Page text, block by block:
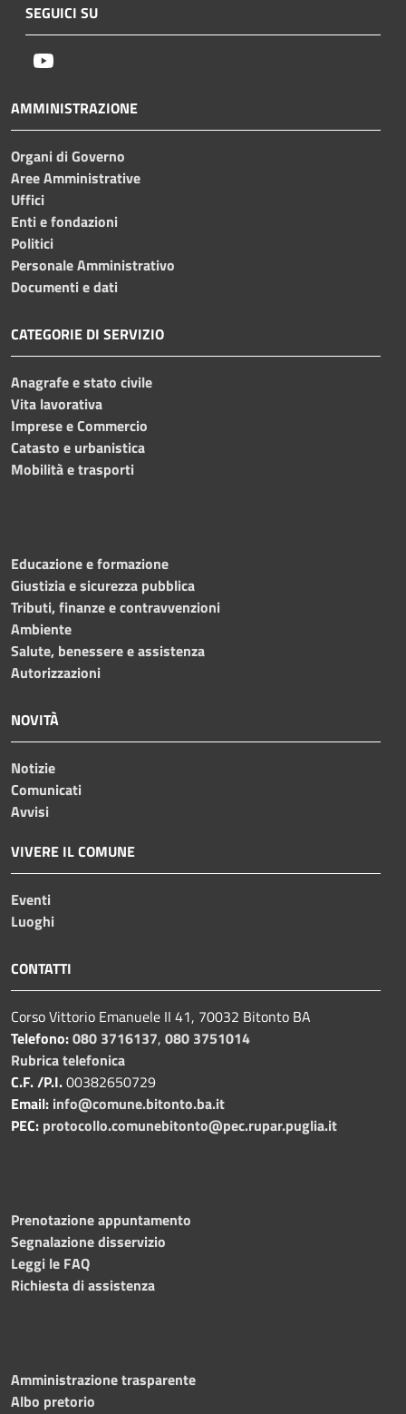
SEGUICI SU
AMMINISTRAZIONE
Organi di Governo
Aree Amministrative
Uffici
Enti e fondazioni
Politici
Personale Amministrativo
Documenti e dati
CATEGORIE DI SERVIZIO
Anagrafe e stato civile
Vita lavorativa
Imprese e Commercio
Catasto e urbanistica
Mobilità e trasporti
Educazione e formazione
Giustizia e sicurezza pubblica
Tributi, finanze e contravvenzioni
Ambiente
Salute, benessere e assistenza
Autorizzazioni
NOVITÀ
Notizie
Comunicati
Avvisi
VIVERE IL COMUNE
Eventi
Luoghi
CONTATTI
Corso Vittorio Emanuele II 41, 70032 Bitonto BA
Telefono:080 3716137, 080 3751014
Rubrica telefonica
C.F. /P.I.00382650729
Email: info@comune.bitonto.ba.it
PEC: protocollo.comunebitonto@pec.rupar.puglia.it
Prenotazione appuntamento
Segnalazione disservizio
Leggi le FAQ
Richiesta di assistenza
Amministrazione trasparente
Albo pretorio